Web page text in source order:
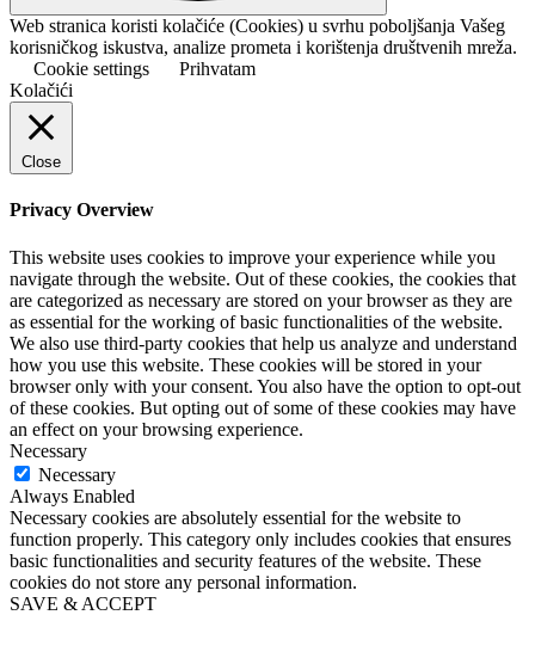
Web stranica koristi kolačiće (Cookies) u svrhu poboljšanja Vašeg
korisničkog iskustva, analize prometa i korištenja društvenih mreža.
Cookie settings
Prihvatam
Kolačići
Close
Privacy Overview
This website uses cookies to improve your experience while you
navigate through the website. Out of these cookies, the cookies that
are categorized as necessary are stored on your browser as they are
as essential for the working of basic functionalities of the website.
We also use third-party cookies that help us analyze and understand
how you use this website. These cookies will be stored in your
browser only with your consent. You also have the option to opt-out
of these cookies. But opting out of some of these cookies may have
an effect on your browsing experience.
Necessary
Necessary
Always Enabled
Necessary cookies are absolutely essential for the website to
function properly. This category only includes cookies that ensures
basic functionalities and security features of the website. These
cookies do not store any personal information.
SAVE & ACCEPT